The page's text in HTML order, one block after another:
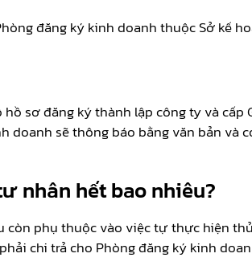
đăng ký kinh doanh thuộc Sở kế
sơ đăng ký thành lập công ty và
sẽ thông báo bằng văn bản và
nhân hết bao nhiêu?
phụ thuộc vào việc tự thực hiện
chi trả cho Phòng đăng ký kinh